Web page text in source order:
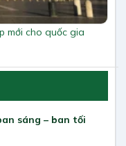
mới cho quốc gia
sáng – ban tối